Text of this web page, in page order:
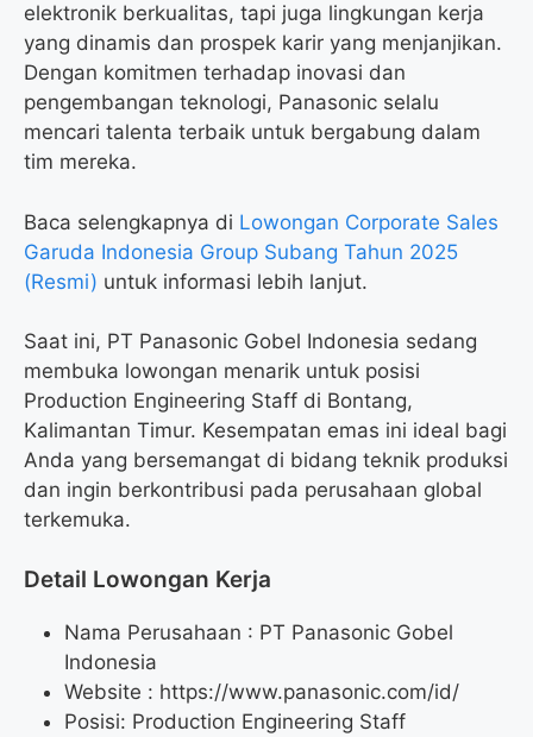
elektronik berkualitas, tapi juga lingkungan kerja
yang dinamis dan prospek karir yang menjanjikan.
Dengan komitmen terhadap inovasi dan
pengembangan teknologi, Panasonic selalu
mencari talenta terbaik untuk bergabung dalam
tim mereka.
Baca selengkapnya di Lowongan Corporate Sales
Garuda Indonesia Group Subang Tahun 2025
(Resmi) untuk informasi lebih lanjut.
Saat ini, PT Panasonic Gobel Indonesia sedang
membuka lowongan menarik untuk posisi
Production Engineering Staff di Bontang,
Kalimantan Timur. Kesempatan emas ini ideal bagi
Anda yang bersemangat di bidang teknik produksi
dan ingin berkontribusi pada perusahaan global
terkemuka.
Detail Lowongan Kerja
Nama Perusahaan : PT Panasonic Gobel
Indonesia
Website : https://www.panasonic.com/id/
Posisi: Production Engineering Staff